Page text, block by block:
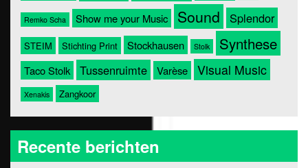
Remko Scha Show me your Music Sound Splendor
STEIM Stichting Print Stockhausen Stolk Synthese
Taco Stolk Tussenruimte Varèse Visual Music
Xenakis Zangkoor
Recente berichten